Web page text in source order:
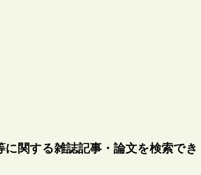
関する雑誌記事・論文を検索でき